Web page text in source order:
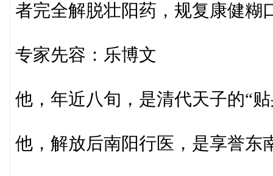
者完全解脱壮阳药，规复康健糊
专家先容：乐博文
他，年近八旬，是清代天子的“
他，解放后南阳行医，是享誉东